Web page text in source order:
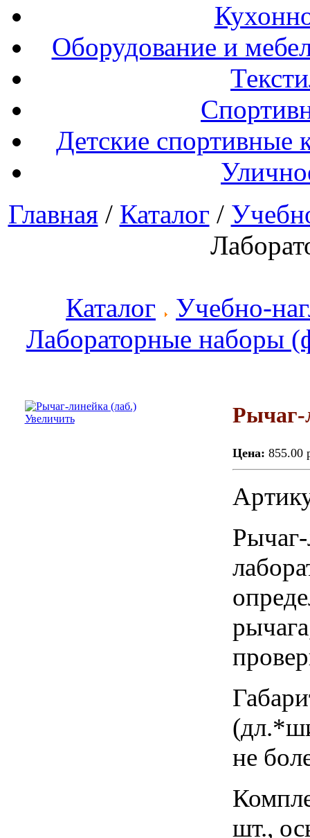
Оборудование и
Детские спортивные
Главная/ Каталог /
Каталог
Учебно-
Лабораторные наборы
Увеличить Рычаг-
Цена: 855.00
не
шт.,